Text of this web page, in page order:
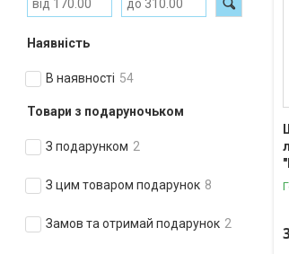
Наявність
В наявності 54
Товари з подаруночьком
З подарунком 2
З цим товаром подарунок 8
Замов та отримай подарунок 2